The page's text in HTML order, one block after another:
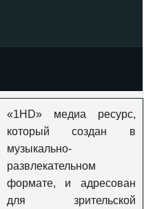
«1HD» медиа ресурс,
который создан в
музыкально-
развлекательном
формате, и адресован
для зрительской